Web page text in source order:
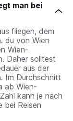
man bei
fliegen, dem
du von Wien
Wien-
Daher solltest
aus der
Im Durchschnitt
ab Wien-
kann je nach
bei Reisen